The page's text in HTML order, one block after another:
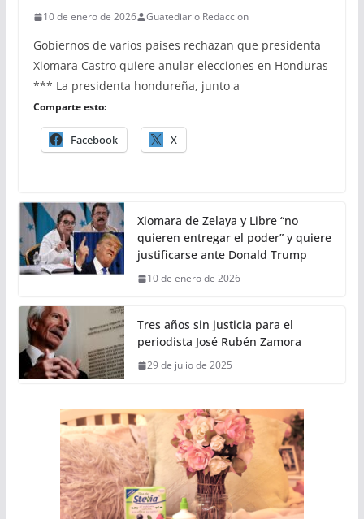
10 de enero de 2026 Guatediario Redaccion
Gobiernos de varios países rechazan que presidenta
Xiomara Castro quiere anular elecciones en Honduras
*** La presidenta hondureña, junto a
Comparte esto:
Facebook X
Xiomara de Zelaya y Libre “no
quieren entregar el poder” y quiere
justificarse ante Donald Trump
10 de enero de 2026
Tres años sin justicia para el
periodista José Rubén Zamora
29 de julio de 2025